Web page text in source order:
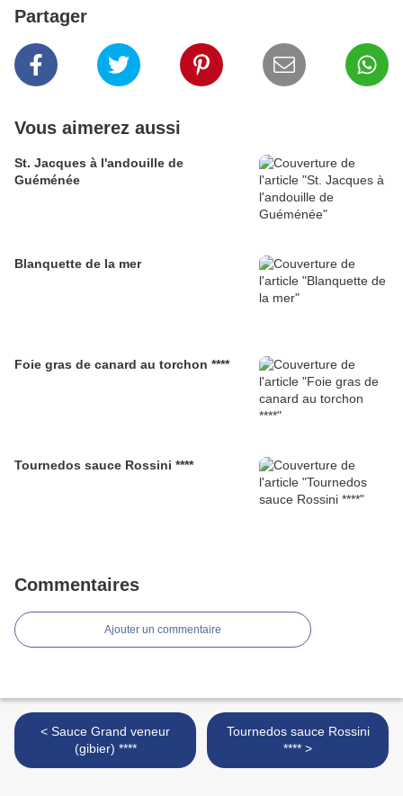
Partager
Vous aimerez aussi
St. Jacques à l'andouille de
Guéménée
Blanquette de la mer
Foie gras de canard au torchon ****
Tournedos sauce Rossini ****
Commentaires
Ajouter un commentaire
< Sauce Grand veneur
(gibier) ****
Tournedos sauce Rossini
**** >